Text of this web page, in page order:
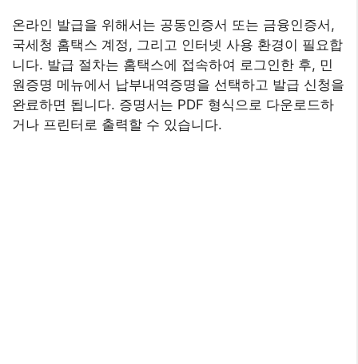
온라인 발급을 위해서는 공동인증서 또는 금융인증서,
국세청 홈택스 계정, 그리고 인터넷 사용 환경이 필요합
니다. 발급 절차는 홈택스에 접속하여 로그인한 후, 민
원증명 메뉴에서 납부내역증명을 선택하고 발급 신청을
완료하면 됩니다. 증명서는 PDF 형식으로 다운로드하
거나 프린터로 출력할 수 있습니다.